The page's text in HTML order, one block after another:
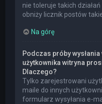
nie toleruje takich
obniży licznik postów
Na górę
Podczas próby
użytkownika witryna
Dlaczego?
Tylko zarejestrowani
maile do innych
formularz wysyłania e-